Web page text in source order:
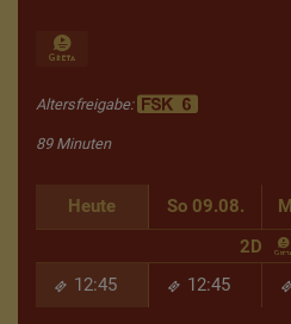
Altersfreigabe:
89 Minuten
Heute So 09.08.
12:45 12:45
2D